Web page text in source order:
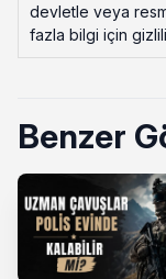
devletle veya
fazla bilgi için
Benzer